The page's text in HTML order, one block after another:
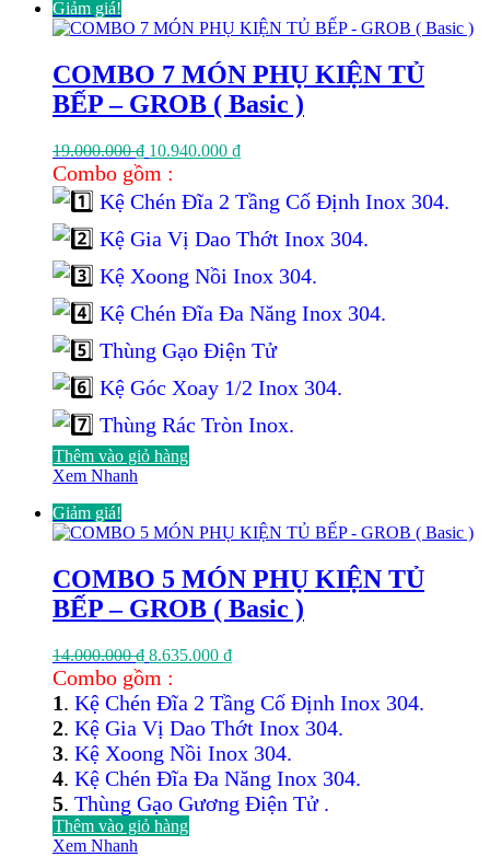
Giảm giá!
COMBO 7 MÓN PHỤ KIỆN TỦ
BẾP – GROB ( Basic )
19.000.000₫ Giá
gốc
19.000.000 ₫.
10.940.000 ₫Giá
tại
là:
10.940.000 ₫.
Combo gồm :
Kệ Chén Đĩa 2 Tầng Cố Định Inox 304.
Kệ Gia Vị Dao Thớt Inox 304.
Kệ Xoong Nồi Inox 304.
Kệ Chén Đĩa Đa Năng Inox 304.
Thùng Gạo Điện Tử
Kệ Góc Xoay 1/2 Inox 304.
Thùng Rác Tròn Inox.
Thêm vào giỏ hàng
Xem Nhanh
Giảm giá!
COMBO 5 MÓN PHỤ KIỆN TỦ
BẾP – GROB ( Basic )
14.000.000₫ Giá
gốc
là:
14.000.000 ₫.
8.635.000 ₫Giá
tại
là:
8.635.000 ₫.
Combo gồm :
1. Kệ Chén Đĩa 2 Tầng Cố Định Inox 304.
2. Kệ Gia Vị Dao Thớt Inox 304.
3. Kệ Xoong Nồi Inox 304.
4. Kệ Chén Đĩa Đa Năng Inox 304.
5. Thùng Gạo Gương Điện Tử .
Thêm vào giỏ hàng
Xem Nhanh